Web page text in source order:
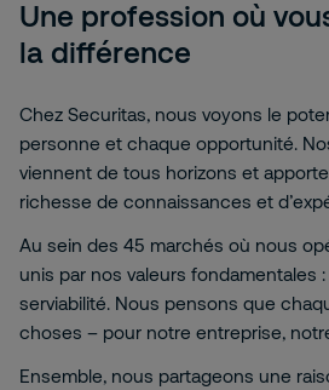
Une profession où
la différence
Chez Securitas, nous voyons le
personne et chaque opportunité.
viennent de tous horizons et
richesse de connaissances et
Au sein des 45 marchés où nous
unis par nos valeurs fondamentales
serviabilité. Nous pensons que
choses – pour notre entreprise,
Ensemble, nous partageons une